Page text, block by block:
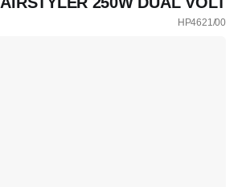
HP4621/00